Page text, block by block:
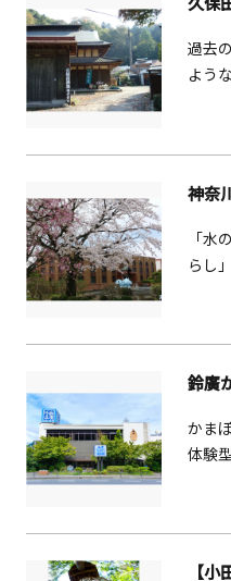
最後
く中
楽し
約。
過去
よう
神奈
「水
らし
トロ
園
す。
鈴廣
かま
体験
ぼこ